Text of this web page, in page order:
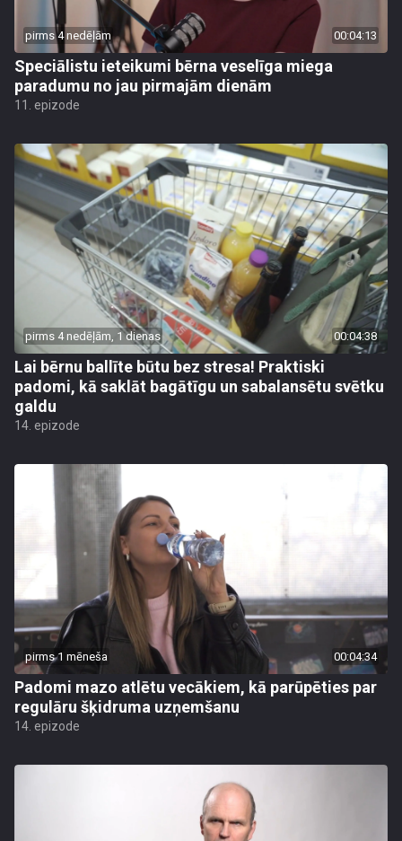
pirms 4 nedēļām 00:04:13
Speciālistu ieteikumi bērna veselīga miega
paradumu no jau pirmajām dienām
11. epizode
pirms 4 nedēļām, 1 dienas 00:04:38
Lai bērnu ballīte būtu bez stresa! Praktiski
padomi, kā saklāt bagātīgu un sabalansētu svētku
galdu
14. epizode
pirms 1 mēneša 00:04:34
Padomi mazo atlētu vecākiem, kā parūpēties par
regulāru šķidruma uzņemšanu
14. epizode